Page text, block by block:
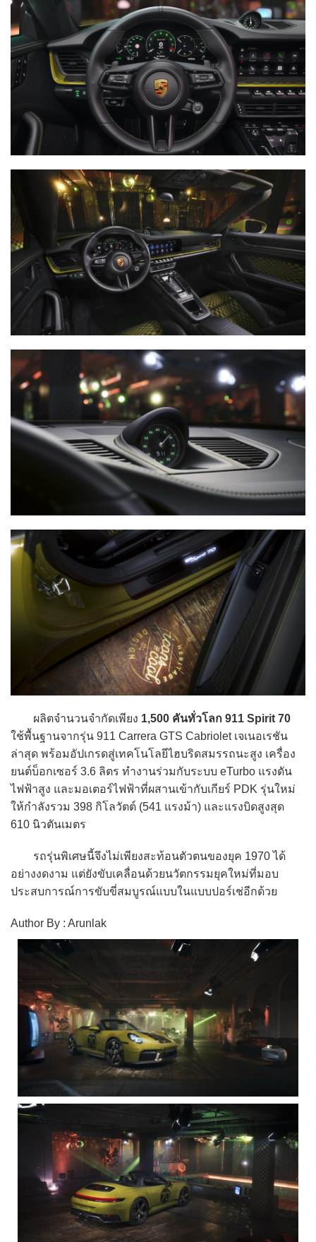
ผลิตจำนวนจำกัดเพียง 1,500 คันทั่วโลก 911 Spirit 70
ใช้พื้นฐานจากรุ่น 911 Carrera GTS Cabriolet เจเนอเรชัน
ล่าสุด พร้อมอัปเกรดสู่เทคโนโลยีไฮบริดสมรรถนะสูง เครื่อง
ยนต์บ็อกเซอร์ 3.6 ลิตร ทำงานร่วมกับระบบ eTurbo แรงดัน
ไฟฟ้าสูง และมอเตอร์ไฟฟ้าที่ผสานเข้ากับเกียร์ PDK รุ่นใหม่
ให้กำลังรวม 398 กิโลวัตต์ (541 แรงม้า) และแรงบิดสูงสุด
610 นิวตันเมตร
รถรุ่นพิเศษนี้จึงไม่เพียงสะท้อนตัวตนของยุค 1970 ได้
อย่างงดงาม แต่ยังขับเคลื่อนด้วยนวัตกรรมยุคใหม่ที่มอบ
ประสบการณ์การขับขี่สมบูรณ์แบบในแบบปอร์เช่อีกด้วย
Author By : Arunlak